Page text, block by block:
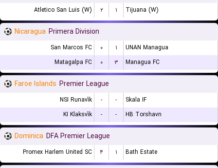
Atletico San Luis (W) ۲ ۱ Tijuana (W)
Nicaragua Primera Division
San Marcos FC ۰ ۱
UNAN Managua
Matagalpa FC
۰ ۳ Managua FC
Faroe Islands Premier League
NSI Runavík - -
Skala IF
KI Klaksvík
- - HB Torshavn
Dominica DFA Premier League
Promex Harlem United SC ۴ ۱ Bath Estate